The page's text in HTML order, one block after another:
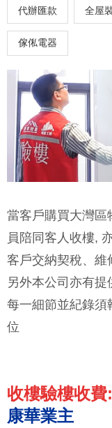
代辦匯款 全屋
傢俬電器
當客戶購買大灣區
員陪同客人收樓,
客戶交納契稅、維
另外本公司亦有
每一細節並紀錄須
位
收樓驗樓收費:
康華業主